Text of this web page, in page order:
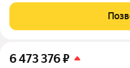
Пятилетки. Находясь в 10-ти
крупнейших мегаполисов юга
6 473 376₽